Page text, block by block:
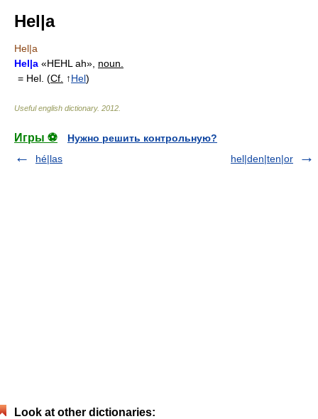
Hel|a
Hel|a
Hel|a «HEHL ah», noun.
= Hel. (Cf. ↑Hel)
Useful english dictionary. 2012
Игры ⚽
Нужно решить контрольную?
hé|las
hel|den|ten|or
Look at other dictionaries: